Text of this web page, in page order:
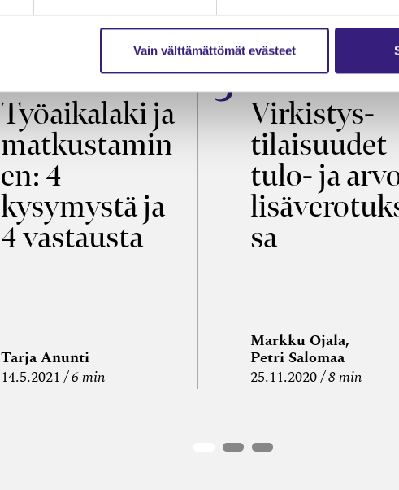
Vain välttämättömät evästeet
Työaikalaki ja
matkustamin
en: 4
kysymystä ja
4 vastausta
Tarja Anunti
14.5.2021
6 min
VEROTUS
Virkistys­
tilaisuudet
tulo- ja
sa
Markku Ojala,
Petri Salomaa
25.11.2020 8 min